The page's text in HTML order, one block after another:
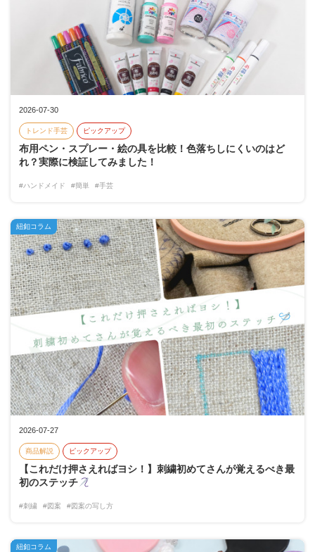
2026-07-30
トレンド手芸 ピックアップ
布用ペン・スプレー・絵の具を比較！色落ちしにくいのはど
れ？実際に検証してみました！
#ハンドメイド #簡単 #手芸
2026-07-27
商品解説 ピックアップ
【これだけ押さえればヨシ！】刺繍初めてさんが覚えるべき最
初のステッチ
#刺繍 #図案 #図案の写し方
紐釦コラム
紐釦コラム